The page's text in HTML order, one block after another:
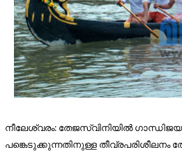
നീലേശ്വരം: തേജസ്വിനിയില്‍
പങ്കെടുക്കുന്നതിനുള്ള തീവ്രപരിശീലനം